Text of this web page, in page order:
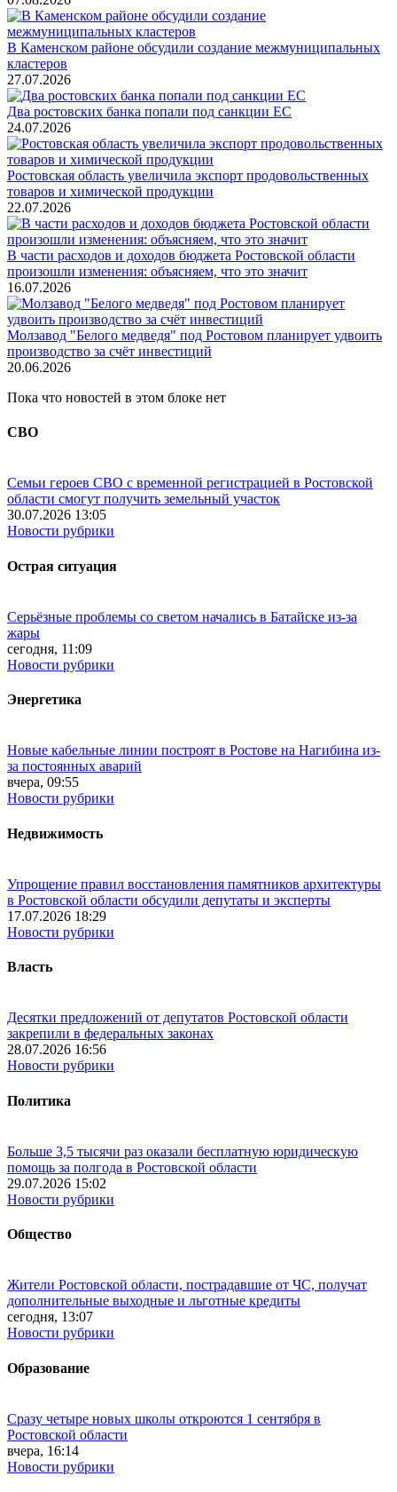
В Каменском районе обсудили создание межмуниципальных
кластеров
27.07.2026
Два ростовских банка попали под санкции ЕС
24.07.2026
Ростовская область увеличила экспорт продовольственных
товаров и химической продукции
22.07.2026
В части расходов и доходов бюджета Ростовской области
произошли изменения: объясняем, что это значит
16.07.2026
Молзавод "Белого медведя" под Ростовом планирует удвоить
производство за счёт инвестиций
20.06.2026
Пока что новостей в этом блоке нет
СВО
Семьи героев СВО с временной регистрацией в Ростовской
области смогут получить земельный участок
30.07.2026 13:05
Новости рубрики
Острая ситуация
Серьёзные проблемы со светом начались в Батайске из-за
жары
сегодня, 11:09
Новости рубрики
Энергетика
Новые кабельные линии построят в Ростове на Нагибина из-
за постоянных аварий
вчера, 09:55
Новости рубрики
Недвижимость
Упрощение правил восстановления памятников архитектуры
в Ростовской области обсудили депутаты и эксперты
17.07.2026 18:29
Новости рубрики
Власть
Десятки предложений от депутатов Ростовской области
закрепили в федеральных законах
28.07.2026 16:56
Новости рубрики
Политика
Больше 3,5 тысячи раз оказали бесплатную юридическую
помощь за полгода в Ростовской области
29.07.2026 15:02
Новости рубрики
Общество
Жители Ростовской области, пострадавшие от ЧС, получат
дополнительные выходные и льготные кредиты
сегодня, 13:07
Новости рубрики
Образование
Сразу четыре новых школы откроются 1 сентября в
Ростовской области
вчера, 16:14
Новости рубрики